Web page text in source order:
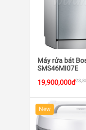
Máy rửa bát
SMS46MI07E
19,900,000đ
New